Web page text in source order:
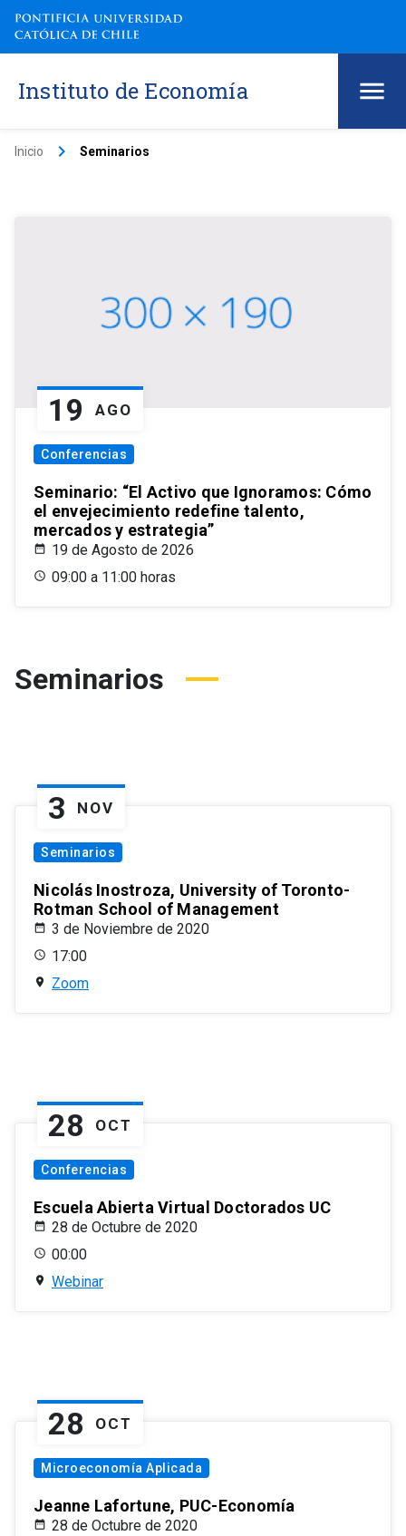
Instituto de Economía
Inicio keyboard_arrow_right Seminarios
19 AGO
Conferencias
Seminario: “El Activo que Ignoramos: Cómo
el envejecimiento redefine talento,
mercados y estrategia”
19 de Agosto de 2026
09:00 a 11:00 horas
Seminarios
3 NOV
Seminarios
Nicolás Inostroza, University of Toronto-
Rotman School of Management
3 de Noviembre de 2020
17:00
Zoom
28 OCT
Conferencias
Escuela Abierta Virtual Doctorados UC
28 de Octubre de 2020
00:00
Webinar
28 OCT
Microeconomía Aplicada
Jeanne Lafortune, PUC-Economía
28 de Octubre de 2020